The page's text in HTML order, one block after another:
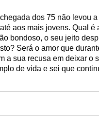
dos 75 não levou
aos mais jovens. Qual é
bondoso, o seu jeito
Será o amor que
a sua recusa em deixar o
de vida e sei que